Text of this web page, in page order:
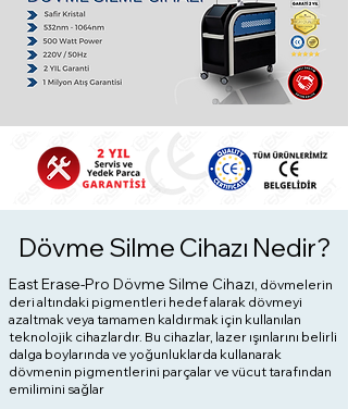
Dövme Silme Cihazı Nedir?
East Erase-Pro Dövme Silme Cihazı , dövmelerin
deri altındaki pigmentleri hedef alarak dövmeyi
azaltmak veya tamamen kaldırmak için kullanılan
teknolojik cihazlardır. Bu cihazlar, lazer ışınlarını belirli
dalga boylarında ve yoğunluklarda kullanarak
dövmenin pigmentlerini parçalar ve vücut tarafından
emilimini sağlar